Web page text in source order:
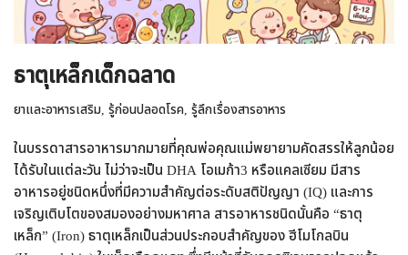
ธาตุเหล็กเด็กฉลาด
ยาและอาหารเสริม, รู้ก่อนปลอดโรค, รู้ลึกเรื่องสารอาหาร
ในบรรดาสารอาหารมากมายที่คุณพ่อคุณแม่พยายามคัดสรรให้ลูกน้อย
ได้รับในแต่ละวัน ไม่ว่าจะเป็น DHA โอเมก้า3 หรือแคลเซียม มีสาร
อาหารอยู่ชนิดหนึ่งที่มีความสำคัญต่อระดับสติปัญญา (IQ) และการ
เจริญเติบโตของสมองอย่างมหาศาล สารอาหารชนิดนั้นคือ “ธาตุ
เหล็ก” (Iron) ธาตุเหล็กเป็นส่วนประกอบสำคัญของ ฮีโมโกลบิน